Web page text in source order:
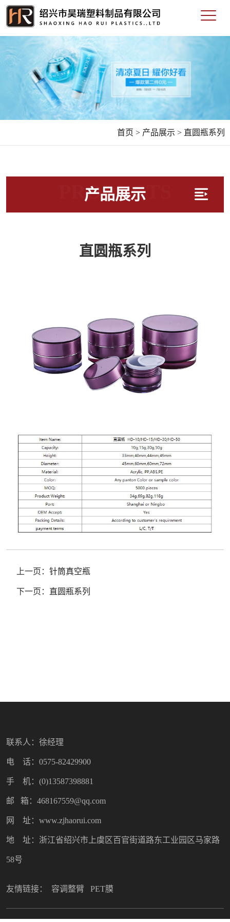
首页 > 产品展示 > 直圆瓶系列
产品展示
PRODUCTS
直圆瓶系列
上一页： 针筒真空瓶
下一页： 直圆瓶系列
联系人：徐经理
电 话：0575-82429900
手 机：(0)13587398881
邮 箱：468167559@qq.com
网 址：www.zjhaorui.com
地 址：浙江省绍兴市上虞区百官街道路东工业园区马家路
58号
友情链接： 容调整臂 PET膜